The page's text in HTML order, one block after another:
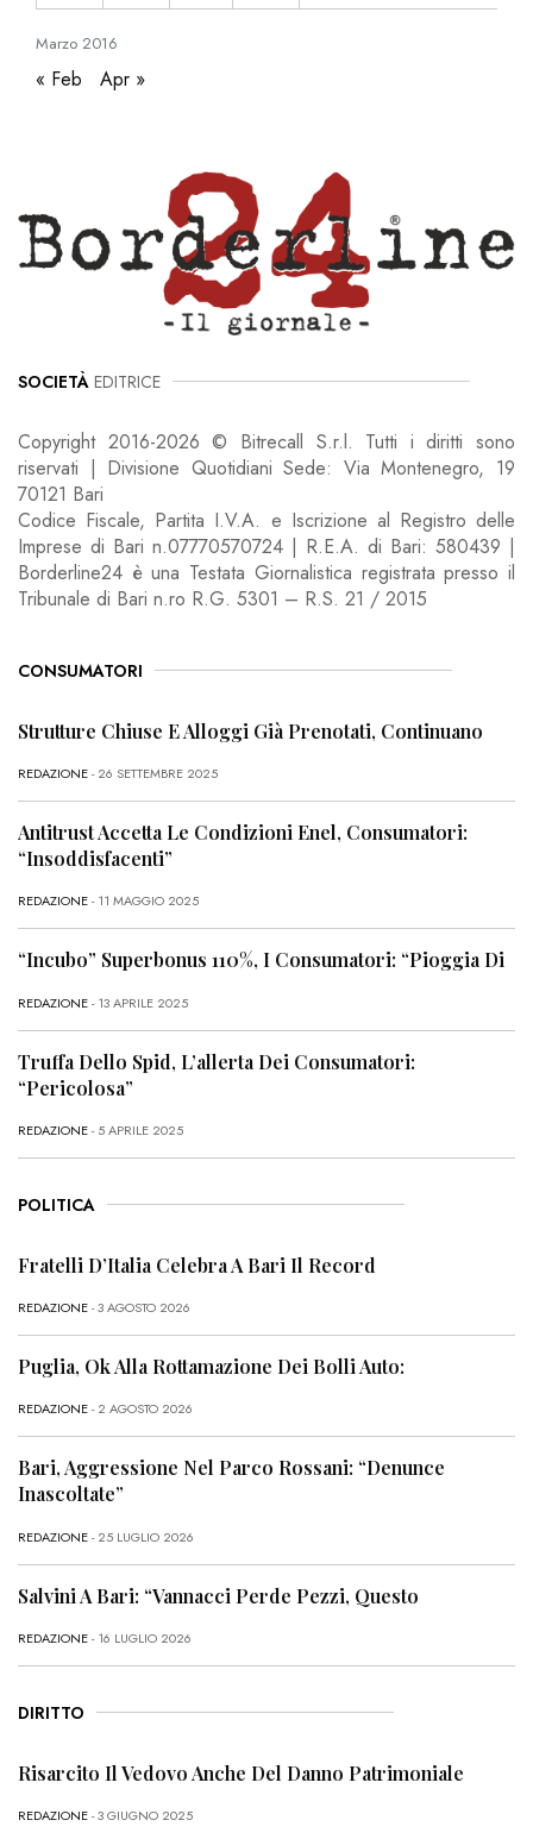
Marzo 2016
« Feb Apr »
SOCIETÀ EDITRICE
Copyright 2016-2026 © Bitrecall S.r.l. Tutti i diritti sono
riservati | Divisione Quotidiani Sede: Via Montenegro, 19
70121 Bari
Codice Fiscale, Partita I.V.A. e Iscrizione al Registro delle
Imprese di Bari n.07770570724 | R.E.A. di Bari: 580439 |
Borderline24 è una Testata Giornalistica registrata presso il
Tribunale di Bari n.ro R.G. 5301 – R.S. 21 / 2015
CONSUMATORI
Strutture Chiuse E Alloggi Già Prenotati, Continuano
REDAZIONE- 26 SETTEMBRE 2025
Antitrust Accetta Le Condizioni Enel, Consumatori:
“Insoddisfacenti”
REDAZIONE- 11 MAGGIO 2025
“Incubo” Superbonus 110%, I Consumatori: “Pioggia Di
REDAZIONE- 13 APRILE 2025
Truffa Dello Spid, L’allerta Dei Consumatori:
“Pericolosa”
REDAZIONE- 5 APRILE 2025
POLITICA
Fratelli D’Italia Celebra A Bari Il Record
REDAZIONE- 3 AGOSTO 2026
Puglia, Ok Alla Rottamazione Dei Bolli Auto:
REDAZIONE- 2 AGOSTO 2026
Bari, Aggressione Nel Parco Rossani: “Denunce
Inascoltate”
REDAZIONE- 25 LUGLIO 2026
Salvini A Bari: “Vannacci Perde Pezzi, Questo
REDAZIONE- 16 LUGLIO 2026
DIRITTO
Risarcito Il Vedovo Anche Del Danno Patrimoniale
REDAZIONE- 3 GIUGNO 2025